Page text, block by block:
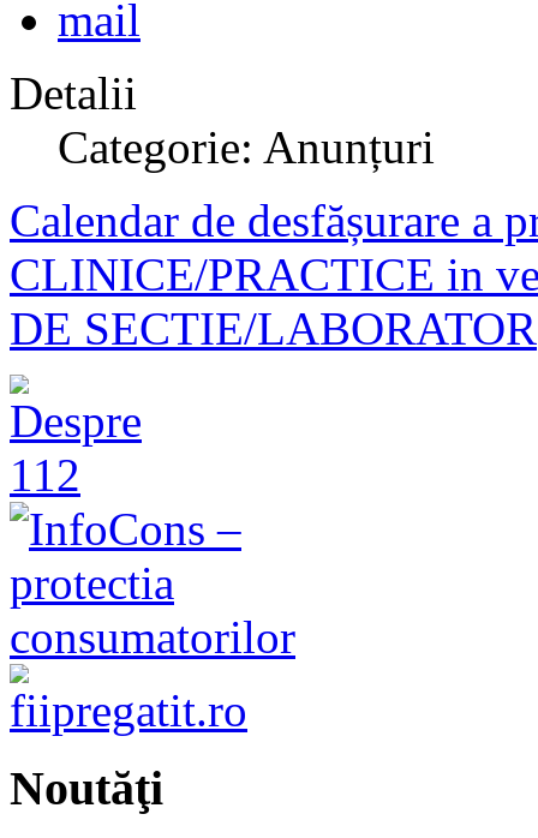
Detalii
Categorie: Anunțuri
Calendar de desfășurare a
CLINICE/PRACTICE in
DE SECTIE/LABORATOR
Noutăţi